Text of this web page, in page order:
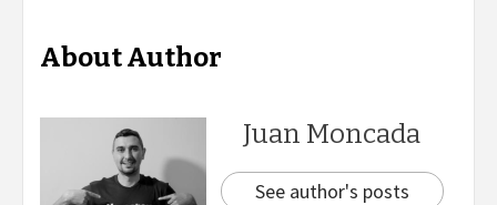
About Author
Juan Moncada
See author's posts